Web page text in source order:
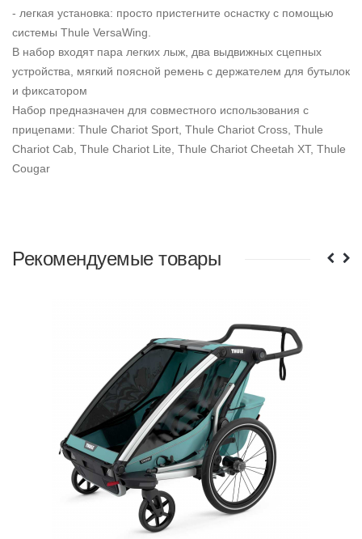
- легкая установка: просто пристегните оснастку с помощью
системы Thule VersaWing.
В набор входят пара легких лыж, два выдвижных сцепных
устройства, мягкий поясной ремень с держателем для бутылок
и фиксатором
Набор предназначен для совместного использования с
прицепами: Thule Chariot Sport, Thule Chariot Cross, Thule
Chariot Cab, Thule Chariot Lite, Thule Chariot Cheetah XT, Thule
Cougar
Рекомендуемые товары